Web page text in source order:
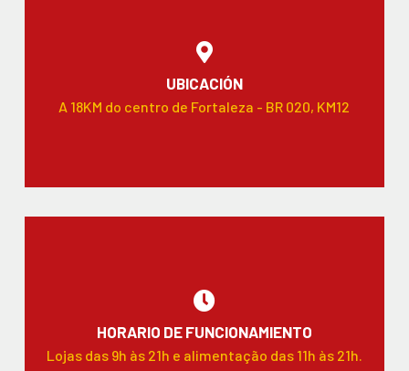
UBICACIÓN
A 18KM do centro de Fortaleza - BR 020, KM12
HORARIO DE FUNCIONAMIENTO
Lojas das 9h às 21h e alimentação das 11h às 21h.